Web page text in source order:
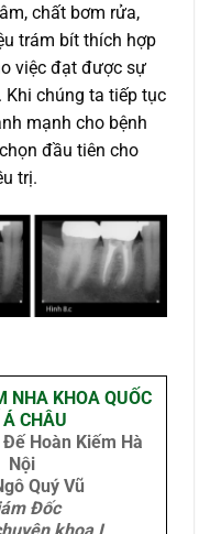
chất bơm rửa,
trám bít thích hợp
việc đạt được sự
chúng ta tiếp tục
mạnh cho bệnh
đầu tiên cho
trị.
NHA KHOA QUỐC
CHÂU
Hoàn Kiếm Hà
Nội
Quý Vũ
Đốc
khoa I